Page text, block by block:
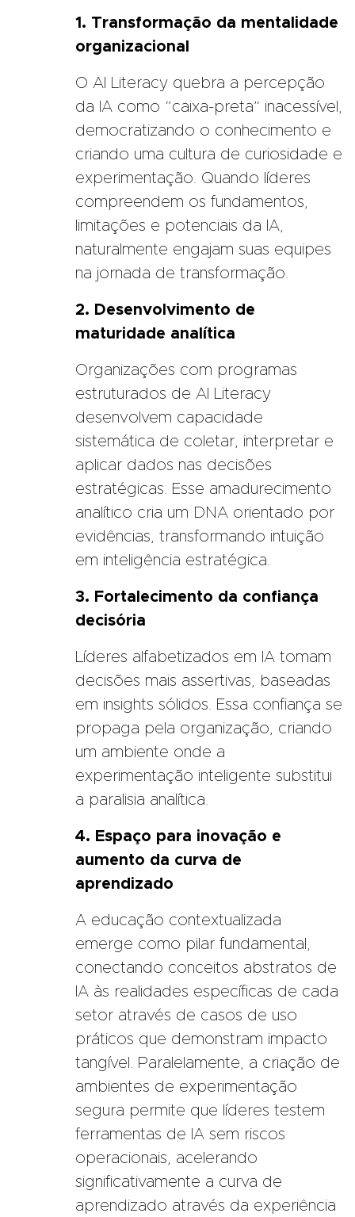
1. Transformação da mentalidade
organizacional
O AI Literacy quebra a percepção
da IA como “caixa-preta” inacessível,
democratizando o conhecimento e
criando uma cultura de curiosidade e
experimentação. Quando líderes
compreendem os fundamentos,
limitações e potenciais da IA,
naturalmente engajam suas equipes
na jornada de transformação.
2. Desenvolvimento de
maturidade analítica
Organizações com programas
estruturados de AI Literacy
desenvolvem capacidade
sistemática de coletar, interpretar e
aplicar dados nas decisões
estratégicas. Esse amadurecimento
analítico cria um DNA orientado por
evidências, transformando intuição
em inteligência estratégica.
3. Fortalecimento da confiança
decisória
Líderes alfabetizados em IA tomam
decisões mais assertivas, baseadas
em insights sólidos. Essa confiança se
propaga pela organização, criando
um ambiente onde a
experimentação inteligente substitui
a paralisia analítica.
4. Espaço para inovação e
aumento da curva de
aprendizado
A educação contextualizada
emerge como pilar fundamental,
conectando conceitos abstratos de
IA às realidades específicas de cada
setor através de casos de uso
práticos que demonstram impacto
tangível. Paralelamente, a criação de
ambientes de experimentação
segura permite que líderes testem
ferramentas de IA sem riscos
operacionais, acelerando
significativamente a curva de
aprendizado através da experiência